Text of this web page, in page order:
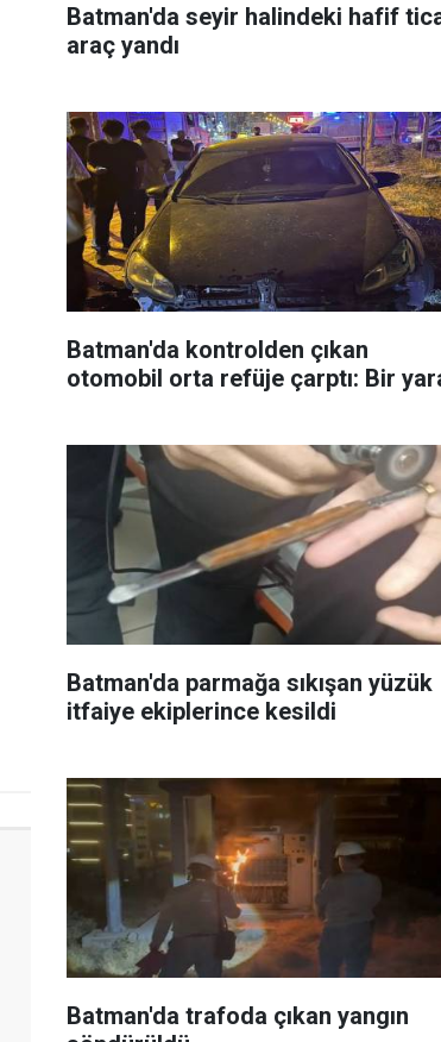
Batman'da seyir halindeki hafif
araç yandı
Batman'da kontrolden çıkan
otomobil orta refüje çarptı: Bir
Batman'da parmağa sıkışan yüzük
itfaiye ekiplerince kesildi
Batman'da trafoda çıkan yangın